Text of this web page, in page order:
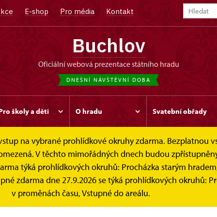
E-shop Pro média Kontakt
Buchlov
oficiální webová prezentace státního hradu
DNEŠNÍ NÁVŠTĚVNÍ DOBA
školy a děti O hradu Svatební obřady
na vybrané prohlídkové okruhy zdarma. Bezplatnou
V těchto mimořádných dnech budou
týká prohlídkových okruhů: Procházka starým
zdarma dne 27.9.2026 se týká prohlídkových okruhů:
v proměnách času, Vstupné do areálu.
Online vstupenky